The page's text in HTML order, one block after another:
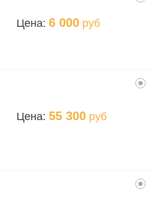
Цена: 6 000 руб
Цена: 55 300 руб